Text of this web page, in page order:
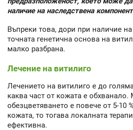
наличие на наследствена
Въпреки това, дори при наличие
точната генетична основа на
малко разбрана.
Лечение на витилиго
Лечението на витилиго е до
каква част от кожата е
обезцветяването е повече от 5-10
кожата, то тогава локалната
ефективна.